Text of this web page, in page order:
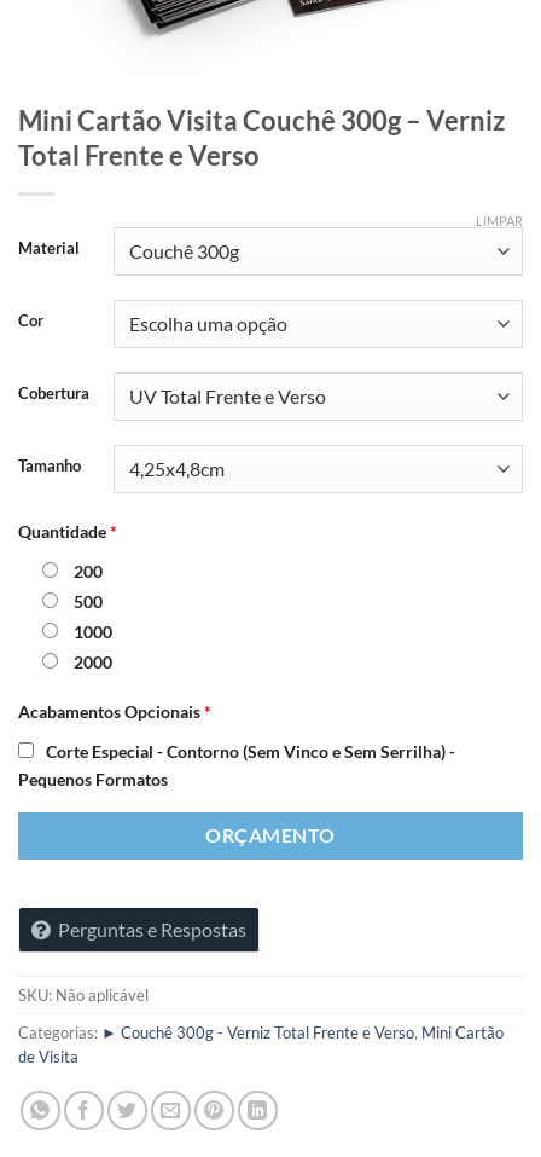
Mini Cartão Visita Couchê 300g – Verniz
Total Frente e Verso
Material
Cor
Cobertura
Tamanho
LIMPAR
Quantidade*
200
500
1000
2000
Acabamentos Opcionais*
Corte Especial - Contorno (Sem Vinco e Sem Serrilha) -
Pequenos Formatos
ORÇAMENTO
Perguntas e Respostas
SKU: Não aplicável
Categorias: ► Couchê 300g - Verniz Total Frente e Verso, Mini Cartão
de Visita